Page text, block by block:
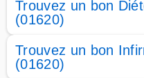
Trouvez un bon
(01620)
Trouvez un bon
(01620)